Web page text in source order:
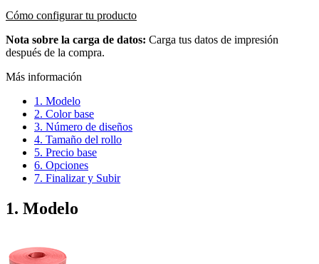
Cómo configurar tu producto
Nota sobre la carga de datos: Carga tus datos de impresión
después de la compra.
Más información
1. Modelo
2. Color base
3. Número de diseños
4. Tamaño del rollo
5. Precio base
6. Opciones
7. Finalizar y Subir
1. Modelo